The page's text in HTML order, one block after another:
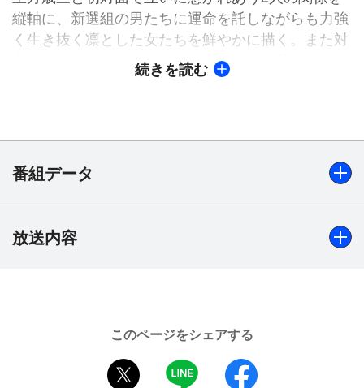
縦軸に、新選組の男たちに運命を託しながらも力強
く生き抜く凛とした女たちを鮮やかに描く。また対
立の溝が深まる近藤派と芹沢派、そして芹沢鴨暗殺
事件にいたるまでの時代のうねりや浪士たちの心理
「本格的時代劇は初めて」という上戸は、30キロも
ある太夫の衣裳・かつらを着けながらも、優雅な京
ことばで芯のある女を静かに熱く演じた。共演は、
中嶋朋子、小田茜、山本太郎、池上季実子、浅田美
代子、温水洋一、笹野高史、丸山隆平、古手川祐
子、的場浩司、中村獅童ほか。2007年作品。
続きを読む
番組データ
出演
豊、関戸将志、菊池健一郎、笠井秀晃、早瀬久美、掛田
錦之輔、金田明夫、的場浩司、中村獅童、伊藤英明 ほか
放送内容
このページをシェアする
twitter
LINE